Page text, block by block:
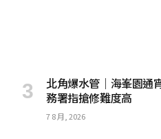
北角爆水管｜海峯園通
務署指搶修難度高
7 8 月, 2026